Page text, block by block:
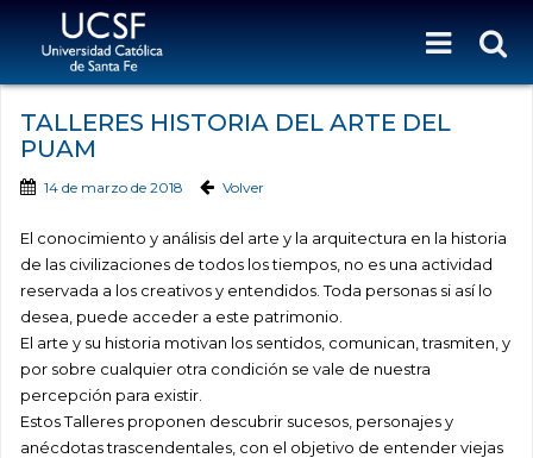
TALLERES HISTORIA DEL ARTE DEL
PUAM
14 de marzo de 2018 Volver
El conocimiento y análisis del arte y la arquitectura en la historia
de las civilizaciones de todos los tiempos, no es una actividad
reservada a los creativos y entendidos. Toda personas si así lo
desea, puede acceder a este patrimonio.
El arte y su historia motivan los sentidos, comunican, trasmiten, y
por sobre cualquier otra condición se vale de nuestra
percepción para existir.
Estos Talleres proponen descubrir sucesos, personajes y
anécdotas trascendentales, con el objetivo de entender viejas